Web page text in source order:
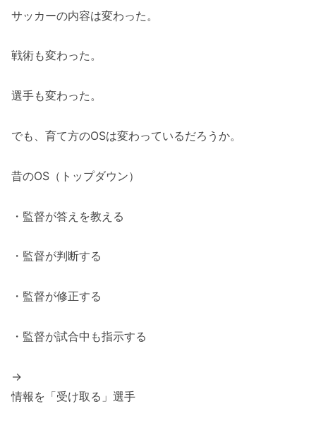
サッカーの内容は変わった。
戦術も変わった。
選手も変わった。
でも、育て方のOSは変わっているだろうか。
昔のOS（トップダウン）
・監督が答えを教える
・監督が判断する
・監督が修正する
・監督が試合中も指示する
→
情報を「受け取る」選手